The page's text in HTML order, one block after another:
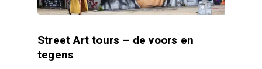
Street Art tours – de voors en
tegens